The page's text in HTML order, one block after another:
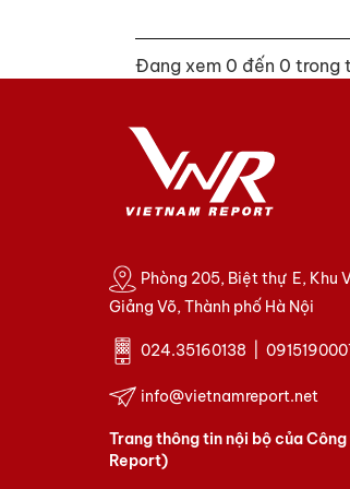
Đang xem 0 đến 0 trong
Phòng 205, Biệt thự E, Khu
Giảng Võ, Thành phố Hà Nội
024.35160138 |
info@vietnamreport.net
Trang thông tin nội bộ của
Report)